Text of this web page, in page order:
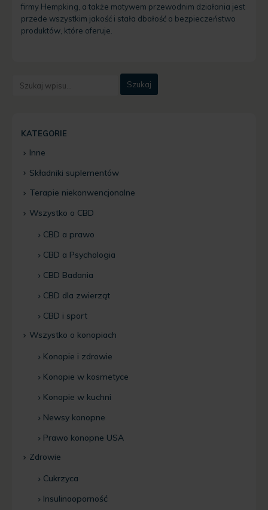
firmy Hempking, a także motywem przewodnim działania jest
przede wszystkim jakość i stała dbałość o bezpieczeństwo
produktów, które oferuje.
KATEGORIE
Inne
Składniki suplementów
Terapie niekonwencjonalne
Wszystko o CBD
CBD a prawo
CBD a Psychologia
CBD Badania
CBD dla zwierząt
CBD i sport
Wszystko o konopiach
Konopie i zdrowie
Konopie w kosmetyce
Konopie w kuchni
Newsy konopne
Prawo konopne USA
Zdrowie
Cukrzyca
Insulinooporność